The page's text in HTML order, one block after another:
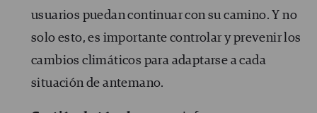
usuarios puedan continuar con su camino. Y no
solo esto, es importante controlar y prevenir los
cambios climáticos para adaptarse a cada
situación de antemano.